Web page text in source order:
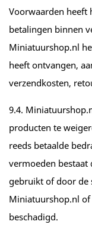
Voorwaarden heeft
betalingen binnen
Miniatuurshop.nl
heeft ontvangen,
verzendkosten,
9.4.
producten te
reeds betaalde
vermoeden bestaat
gebruikt of door de
Miniatuurshop.nl
beschadigd.